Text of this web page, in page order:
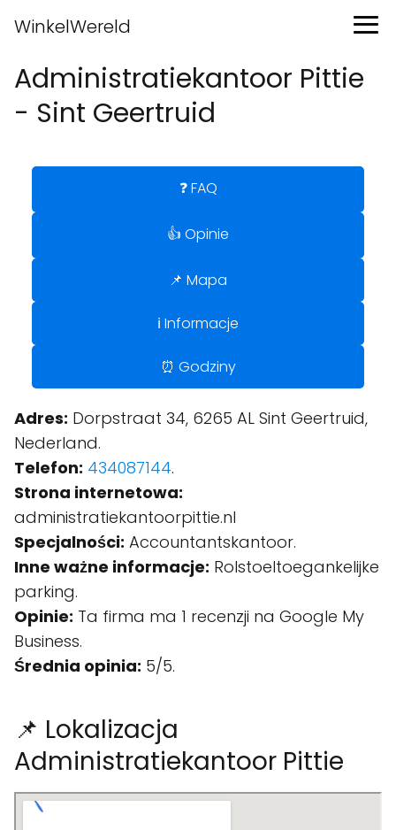
WinkelWereld
Administratiekantoor Pittie
- Sint Geertruid
❓ FAQ
👍 Opinie
📌 Mapa
ℹ️ Informacje
⏰ Godziny
Adres: Dorpstraat 34, 6265 AL Sint Geertruid,
Nederland.
Telefon: 434087144.
Strona internetowa:
administratiekantoorpittie.nl
Specjalności: Accountantskantoor.
Inne ważne informacje: Rolstoeltoegankelijke
parking.
Opinie: Ta firma ma 1 recenzji na Google My
Business.
Średnia opinia: 5/5.
📌 Lokalizacja
Administratiekantoor Pittie